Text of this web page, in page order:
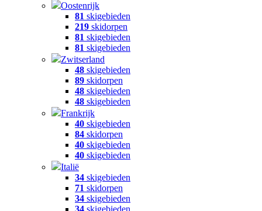
Oostenrijk
81 skigebieden
219 skidorpen
81 skigebieden
81 skigebieden
Zwitserland
48 skigebieden
89 skidorpen
48 skigebieden
48 skigebieden
Frankrijk
40 skigebieden
84 skidorpen
40 skigebieden
40 skigebieden
Italië
34 skigebieden
71 skidorpen
34 skigebieden
34 skigebieden